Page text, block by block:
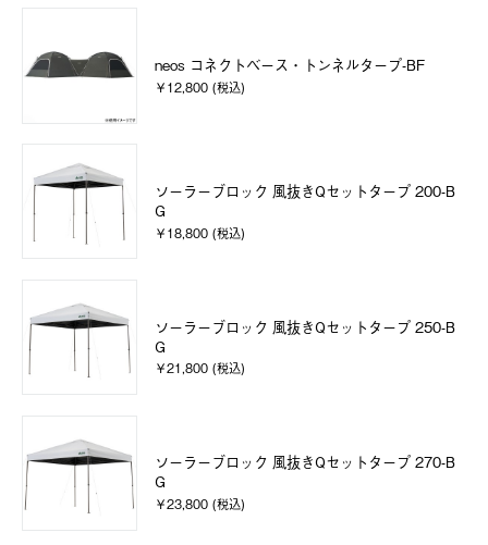
neos コネクトベース・トンネルタープ-BF
￥12,800 (税込)
ソーラーブロック 風抜きQセットタープ 200-B
G
￥18,800 (税込)
ソーラーブロック 風抜きQセットタープ 250-B
G
￥21,800 (税込)
ソーラーブロック 風抜きQセットタープ 270-B
G
￥23,800 (税込)